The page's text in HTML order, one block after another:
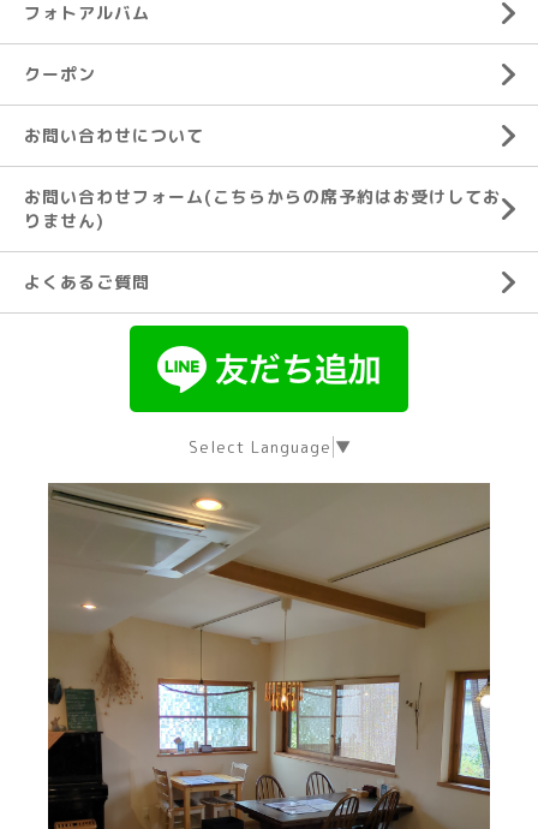
フォトアルバム
クーポン
お問い合わせについて
お問い合わせフォーム(こちらからの席予約はお受けしてお
りません)
よくあるご質問
Select Language ▼